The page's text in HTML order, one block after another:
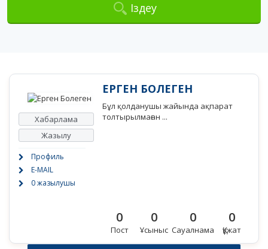
Іздеу
Хабарлама
Жазылу
Профиль
E-MAIL
0 жазылушы
ЕРГЕН БОЛЕГЕН
Бұл қолданушы жайында ақпарат
толтырылмаған ...
0
Пост
0
Ұсыныс
0
Сауалнама
0
Құжат